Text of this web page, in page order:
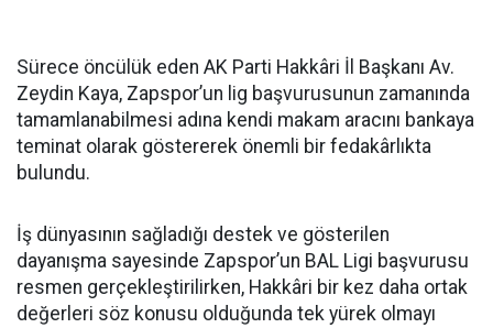
Sürece öncülük eden AK Parti Hakkâri İl Başkanı Av.
Zeydin Kaya, Zapspor’un lig başvurusunun zamanında
tamamlanabilmesi adına kendi makam aracını bankaya
teminat olarak göstererek önemli bir fedakârlıkta
bulundu.
İş dünyasının sağladığı destek ve gösterilen
dayanışma sayesinde Zapspor’un BAL Ligi başvurusu
resmen gerçekleştirilirken, Hakkâri bir kez daha ortak
değerleri söz konusu olduğunda tek yürek olmayı